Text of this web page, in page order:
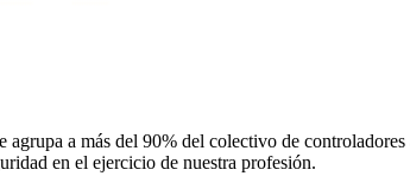
a más del 90% del colectivo de
en el ejercicio de nuestra profesión.